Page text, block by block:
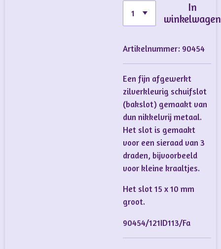
In
winkelwagen
Artikelnummer: 90454
Een fijn afgewerkt
zilverkleurig schuifslot
(bakslot) gemaakt van
dun nikkelvrij metaal.
Het slot is gemaakt
voor een sieraad van 3
draden, bijvoorbeeld
voor kleine kraaltjes.
Het slot 15 x 10 mm
groot.
90454/121ID113/Fa